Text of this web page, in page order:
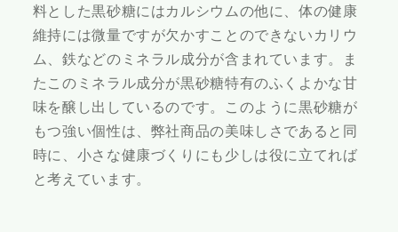
料とした黒砂糖にはカルシウムの他に、体の健康
維持には微量ですが欠かすことのできないカリウ
ム、鉄などのミネラル成分が含まれています。ま
たこのミネラル成分が黒砂糖特有のふくよかな甘
味を醸し出しているのです。このように黒砂糖が
もつ強い個性は、弊社商品の美味しさであると同
時に、小さな健康づくりにも少しは役に立てれば
と考えています。